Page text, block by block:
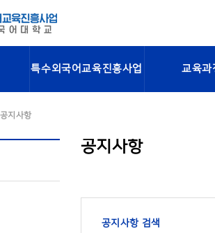
특수외국어교육진흥사업 교육과
공지사항
공지사항
공지사항 검색